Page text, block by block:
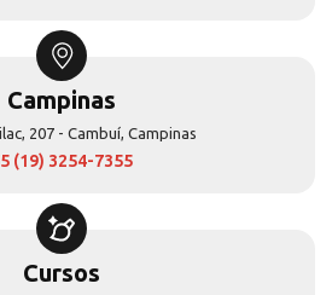
Campinas
207 - Cambuí, Campinas
(19) 3254-7355
Cursos